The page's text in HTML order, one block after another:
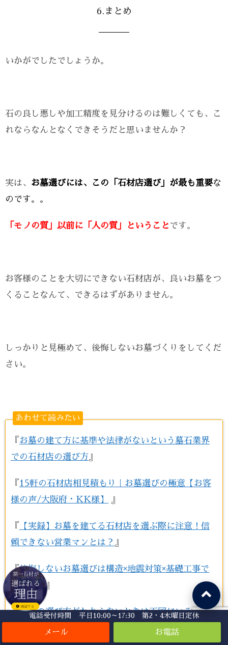
電話受付時間 平日10:00～17:30 第2・4木曜日定休
6.まとめ
いかがでしたでしょうか。
石の良し悪しや加工精度を見分けるのは難しくても、こ
れならなんとなくできそうだと思いませんか？
実は、 お墓選びには、この「石材店選び」が最も重要な
のです。。
「モノの質」以前に「人の質」ということ です。
お客様のことを大切にできない石材店が、良いお墓をつ
くることなんて、できるはずがありません。
しっかりと見極めて、後悔しないお墓づくりをしてくだ
さい。
あわせて読みたい
『 お墓の建て方に基準や法律がないという墓石業界
での石材店の選び方 』
『 15軒の石材店相見積もり｜お墓選びの極意【お客
様の声/大阪府・KK様】
』
『
【実録】お墓を建てる石材店を選ぶ際に注意！信
頼できない営業マンとは？ 』
『後悔しないお墓選びは構造×地震対策×基礎工事で
決まり！』
『墓石の選び方がわからないときは天国にいる亡き
人に聞いてみよう！